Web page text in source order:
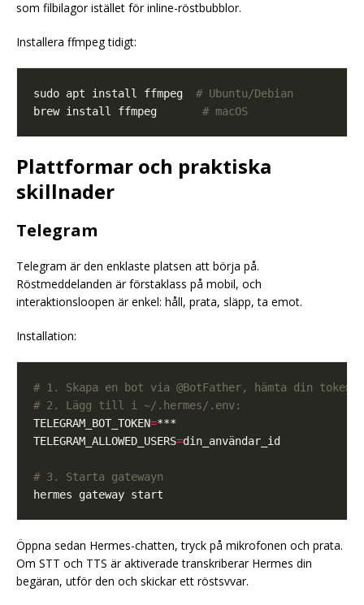
som filbilagor istället för inline-röstbubblor.
Installera ffmpeg tidigt:
sudo apt install ffmpeg # Ubuntu/Debian
brew install ffmpeg # macOS
Plattformar och praktiska
skillnader
Telegram
Telegram är den enklaste platsen att börja på.
Röstmeddelanden är förstaklass på mobil, och
interaktionsloopen är enkel: håll, prata, släpp, ta emot.
Installation:
# 1. Skapa en bot via @BotFather, hämta din token
# 2. Lägg till i ~/.hermes/.env:
TELEGRAM_BOT_TOKEN=
TELEGRAM_ALLOWED_USERS=
# 3. Starta gatewayn
Öppna sedan Hermes-chatten, tryck på mikrofonen och prata.
Om STT och TTS är aktiverade transkriberar Hermes din
begäran, utför den och skickar ett röstsvvar.